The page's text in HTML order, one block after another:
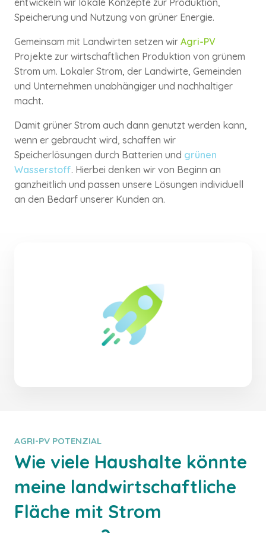
entwickeln wir lokale Konzepte zur Produktion,
Speicherung und Nutzung von grüner Energie.
Gemeinsam mit Landwirten setzen wir Agri-PV
Projekte zur wirtschaftlichen Produktion von grünem
Strom um. Lokaler Strom, der Landwirte, Gemeinden
und Unternehmen unabhängiger und nachhaltiger
macht.
Damit grüner Strom auch dann genutzt werden kann,
wenn er gebraucht wird, schaffen wir
Speicherlösungen durch Batterien und grünen
Wasserstoff. Hierbei denken wir von Beginn an
ganzheitlich und passen unsere Lösungen individuell
an den Bedarf unserer Kunden an.
AGRI-PV POTENZIAL
Wie viele Haushalte könnte
meine landwirtschaftliche
Fläche mit Strom